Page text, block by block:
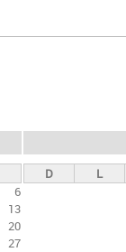
6
13
20
27
D L